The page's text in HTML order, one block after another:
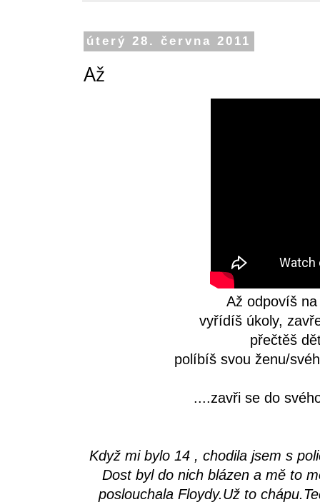
úterý 28. června 2011
Až
Až odpovíš
vyřídíš úkoly,
přečtěš
políbíš svou ženu/
....zavři se do
Když mi bylo 14 , chodila jsem s
Dost byl do nich blázen a mě to
poslouchala Floydy.Už to